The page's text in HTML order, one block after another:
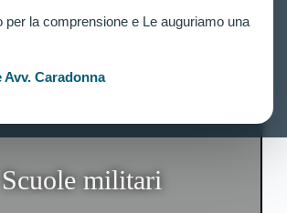
per la comprensione e Le auguriamo una
Caradonna
Scuole militari